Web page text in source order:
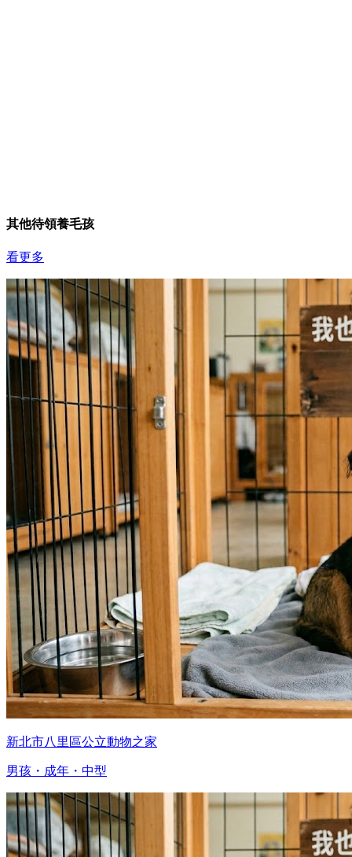
其他待領養毛孩
看更多
新北市八里區公立動物之家
男孩・成年・中型